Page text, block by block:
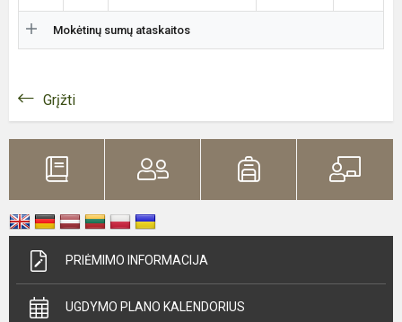
Mokėtinų sumų ataskaitos
Grįžti
PRIĖMIMO INFORMACIJA
UGDYMO PLANO KALENDORIUS